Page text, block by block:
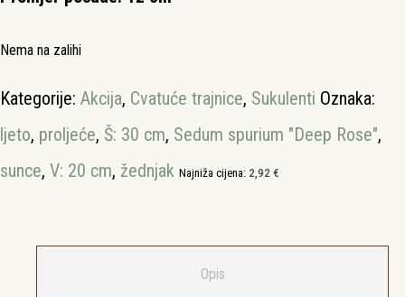
Nema na zalihi
Kategorije: Akcija, Cvatuće trajnice, Sukulenti Oznaka:
ljeto, proljeće, Š: 30 cm, Sedum spurium "Deep Rose",
sunce, V: 20 cm, žednjak Najniža cijena: 2,92 €
Opis